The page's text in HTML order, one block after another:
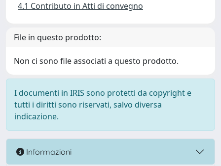
4.1 Contributo in Atti di convegno
File in questo prodotto:
Non ci sono file associati a questo prodotto.
I documenti in IRIS sono protetti da copyright e
tutti i diritti sono riservati, salvo diversa
indicazione.
Informazioni